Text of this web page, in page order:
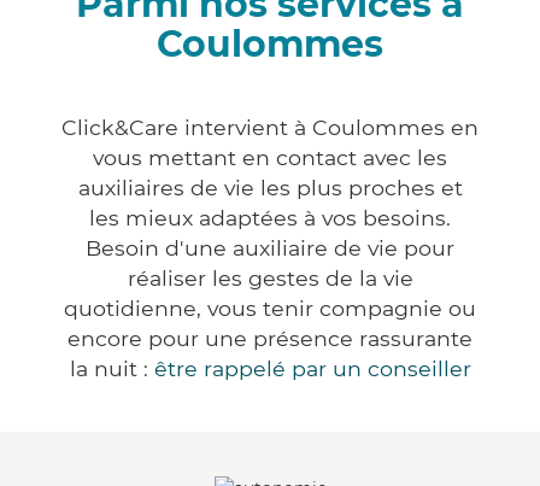
Coulommes
Click&Care intervient à Coulommes en
vous mettant en contact avec les
auxiliaires de vie les plus proches et
les mieux adaptées à vos besoins.
Besoin d'une auxiliaire de vie pour
réaliser les gestes de la vie
quotidienne, vous tenir compagnie ou
encore pour une présence rassurante
la nuit : être rappelé par un conseiller